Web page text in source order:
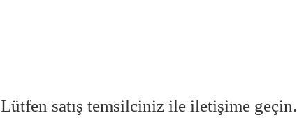
Lütfen satış temsilciniz ile iletişime geçin.